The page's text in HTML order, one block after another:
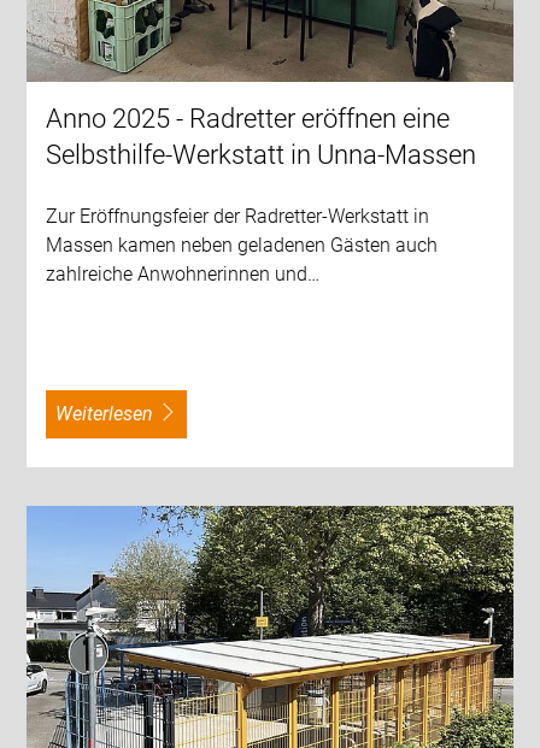
Anno 2025 - Radretter eröffnen eine
Selbsthilfe-Werkstatt in Unna-Massen
Zur Eröffnungsfeier der Radretter-Werkstatt in
Massen kamen neben geladenen Gästen auch
zahlreiche Anwohnerinnen und…
weiterlesen